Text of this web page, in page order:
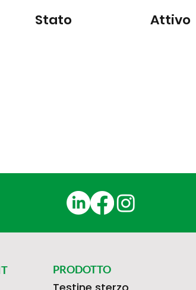
Stato Attivo
PRODOTTO